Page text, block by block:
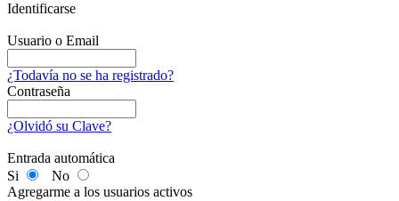
Identificarse
Usuario o Email
¿Todavía no se ha registrado?
Contraseña
¿Olvidó su Clave?
Entrada automática
Si
No
Agregarme a los usuarios activos